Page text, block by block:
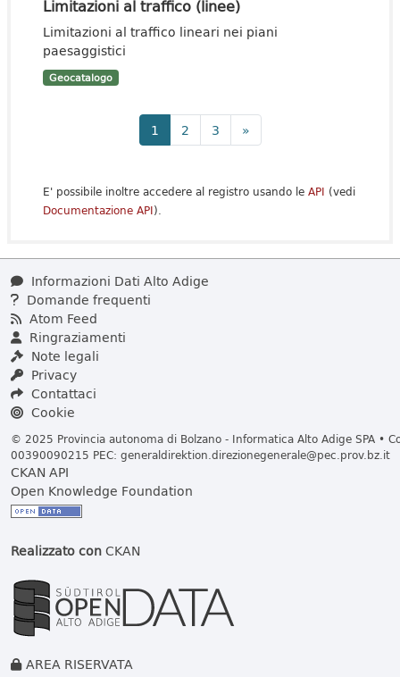
Limitazioni al traffico (linee)
Limitazioni al traffico lineari nei piani
paesaggistici
Geocatalogo
1 2 3 »
E' possibile inoltre accedere al registro usando le API (vedi
Documentazione API).
Informazioni Dati Alto Adige
Domande frequenti
Atom Feed
Ringraziamenti
Note legali
Privacy
Contattaci
Cookie
© 2025 Provincia autonoma di Bolzano - Informatica Alto Adige SPA •
00390090215 PEC: generaldirektion.direzionegenerale@pec.prov.bz.it
CKAN API
Open Knowledge Foundation
Realizzato conCKAN
AREA RISERVATA